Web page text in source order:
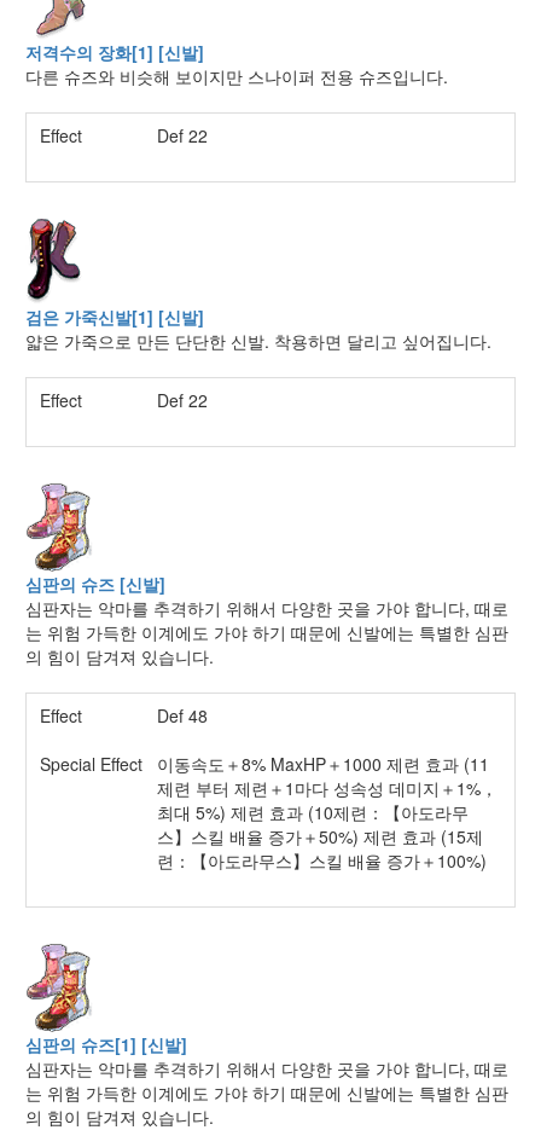
저격수의 장화[1] [신발]
다른 슈즈와 비슷해 보이지만 스나이퍼 전용 슈즈입니다.
Effect Def 22
검은 가죽신발[1] [신발]
얇은 가죽으로 만든 단단한 신발. 착용하면 달리고 싶어집니다.
Effect Def 22
심판의 슈즈 [신발]
심판자는 악마를 추격하기 위해서 다양한 곳을 가야 합니다, 때로
는 위험 가득한 이계에도 가야 하기 때문에 신발에는 특별한 심판
의 힘이 담겨져 있습니다.
Effect
Def 48
Special Effect
이동속도＋8% MaxHP＋1000 제련 효과 (11
제련 부터 제련＋1마다 성속성 데미지＋1%，
최대 5%) 제련 효과 (10제련：【아도라무
스】스킬 배율 증가＋50%) 제련 효과 (15제
련：【아도라무스】스킬 배율 증가＋100%)
심판의 슈즈[1] [신발]
심판자는 악마를 추격하기 위해서 다양한 곳을 가야 합니다, 때로
는 위험 가득한 이계에도 가야 하기 때문에 신발에는 특별한 심판
의 힘이 담겨져 있습니다.